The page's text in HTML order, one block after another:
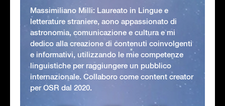
Massimiliano Milli: Laureato in Lingue e
letterature straniere, aono appassionato di
astronomia, comunicazione e cultura e mi
dedico alla creazione di contenuti coinvolgenti
e informativi, utilizzando le mie competenze
linguistiche per raggiungere un pubblico
internazionale. Collaboro come content creator
per OSR dal 2020.